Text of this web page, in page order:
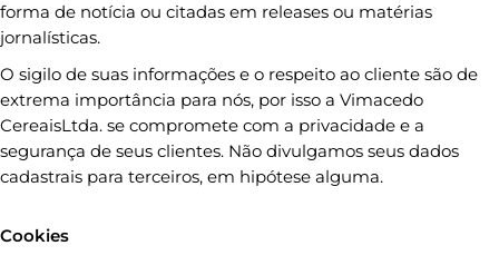
forma de notícia ou citadas em releases ou matérias
jornalísticas.
O sigilo de suas informações e o respeito ao cliente são de
extrema importância para nós, por isso a Vimacedo
CereaisLtda. se compromete com a privacidade e a
segurança de seus clientes. Não divulgamos seus dados
cadastrais para terceiros, em hipótese alguma.
Cookies